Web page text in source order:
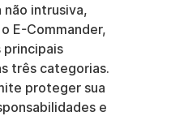
intrusiva,
E-Commander,
principais
três categorias.
proteger sua
e